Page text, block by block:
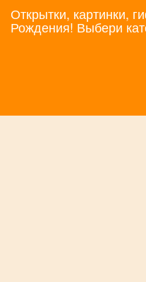
Открытки, картинки,
Рождения! Выбери